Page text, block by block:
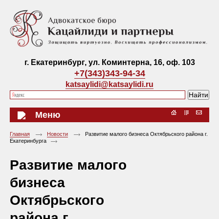
г. Екатеринбург, ул. Коминтерна, 16, оф. 103
+7(343)343-94-34
katsaylidi@katsaylidi.ru
Меню
Главная Новости
Развитие малого бизнеса Октябрьского района г.
Екатеринбурга
Развитие малого
бизнеса
Октябрьского